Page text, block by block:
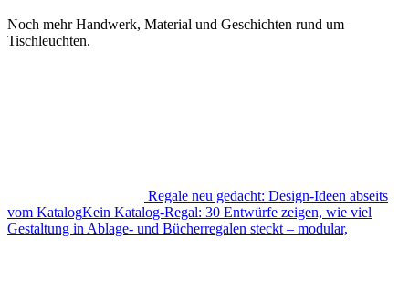
Noch mehr Handwerk, Material und Geschichten rund um
Tischleuchten.
Regale neu gedacht: Design-Ideen abseits
vom KatalogKein Katalog-Regal: 30 Entwürfe zeigen, wie viel
Gestaltung in Ablage- und Bücherregalen steckt – modular,